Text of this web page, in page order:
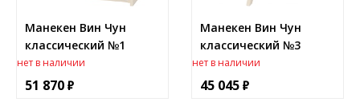
Манекен Вин Чун
классический №1
нет в наличии
51 870
Манекен Вин Чун
классический №3
нет в наличии
45 045